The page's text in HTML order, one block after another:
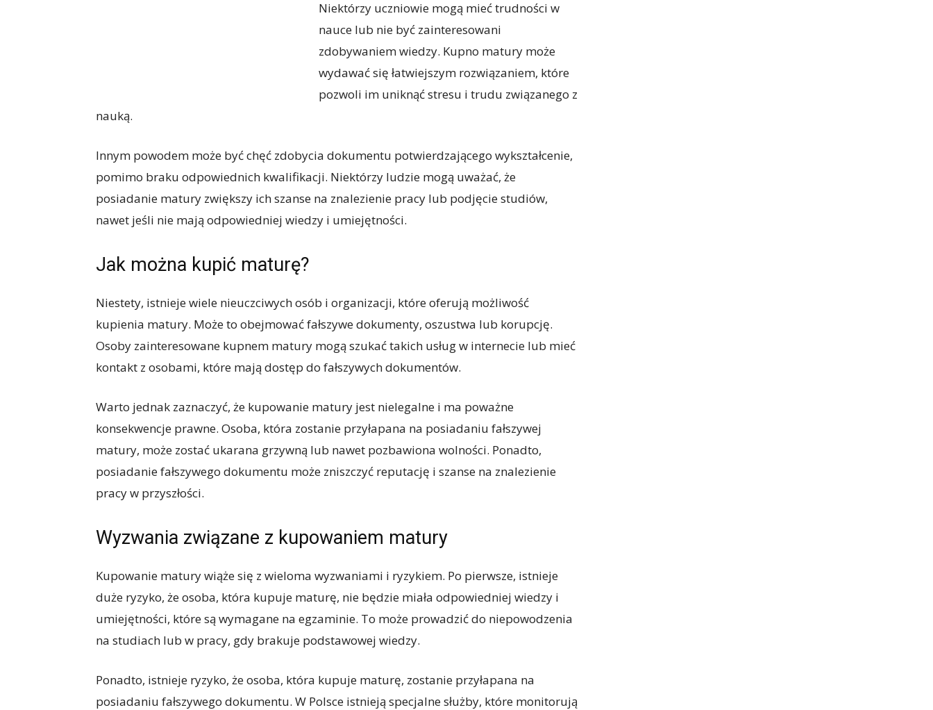
Niektórzy uczniowie mogą mieć trudności w
nauce lub nie być zainteresowani
zdobywaniem wiedzy. Kupno matury może
wydawać się łatwiejszym rozwiązaniem, które
pozwoli im uniknąć stresu i trudu związanego z
nauką.
Innym powodem może być chęć zdobycia dokumentu potwierdzającego wykształcenie,
pomimo braku odpowiednich kwalifikacji. Niektórzy ludzie mogą uważać, że
posiadanie matury zwiększy ich szanse na znalezienie pracy lub podjęcie studiów,
nawet jeśli nie mają odpowiedniej wiedzy i umiejętności.
Jak można kupić maturę?
Niestety, istnieje wiele nieuczciwych osób i organizacji, które oferują możliwość
kupienia matury. Może to obejmować fałszywe dokumenty, oszustwa lub korupcję.
Osoby zainteresowane kupnem matury mogą szukać takich usług w internecie lub mieć
kontakt z osobami, które mają dostęp do fałszywych dokumentów.
Warto jednak zaznaczyć, że kupowanie matury jest nielegalne i ma poważne
konsekwencje prawne. Osoba, która zostanie przyłapana na posiadaniu fałszywej
matury, może zostać ukarana grzywną lub nawet pozbawiona wolności. Ponadto,
posiadanie fałszywego dokumentu może zniszczyć reputację i szanse na znalezienie
pracy w przyszłości.
Wyzwania związane z kupowaniem matury
Kupowanie matury wiąże się z wieloma wyzwaniami i ryzykiem. Po pierwsze, istnieje
duże ryzyko, że osoba, która kupuje maturę, nie będzie miała odpowiedniej wiedzy i
umiejętności, które są wymagane na egzaminie. To może prowadzić do niepowodzenia
na studiach lub w pracy, gdy brakuje podstawowej wiedzy.
Ponadto, istnieje ryzyko, że osoba, która kupuje maturę, zostanie przyłapana na
posiadaniu fałszywego dokumentu. W Polsce istnieją specjalne służby, które monitorują